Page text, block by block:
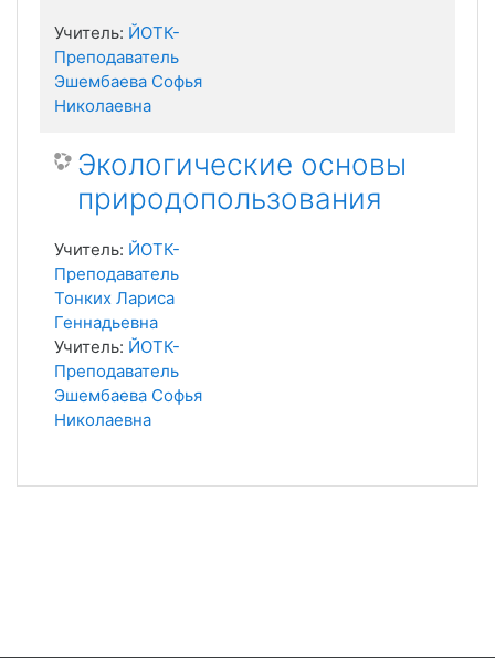
Учитель: ЙОТК-
Преподаватель
Эшембаева Софья
Николаевна
Экологические основы
природопользования
Учитель: ЙОТК-
Преподаватель
Тонких Лариса
Геннадьевна
Учитель: ЙОТК-
Преподаватель
Эшембаева Софья
Николаевна